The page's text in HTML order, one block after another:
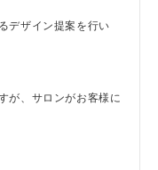
デザイン提案を行い
が、サロンがお客様に